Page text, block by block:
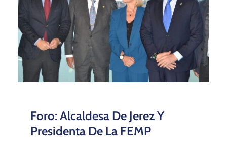
Foro: Alcaldesa De Jerez Y
Presidenta De La FEMP